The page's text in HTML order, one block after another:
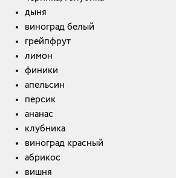
дыня
виноград белый
грейпфрут
лимон
финики
апельсин
персик
ананас
клубника
виноград красный
абрикос
вишня